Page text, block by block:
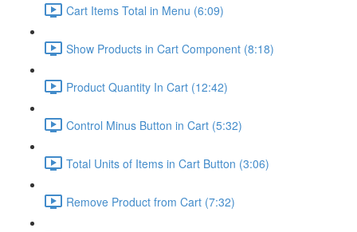
Cart Items Total in Menu (6:09)
Show Products in Cart Component (8:18)
Product Quantity In Cart (12:42)
Control Minus Button in Cart (5:32)
Total Units of Items in Cart Button (3:06)
Remove Product from Cart (7:32)